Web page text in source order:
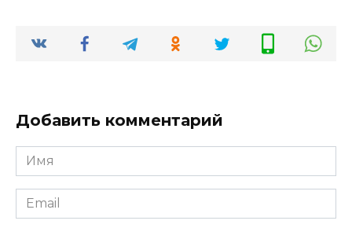
Добавить комментарий
Имя
*
Email
*